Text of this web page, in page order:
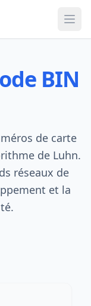
BIN
de carte
de Luhn.
réseaux de
et la